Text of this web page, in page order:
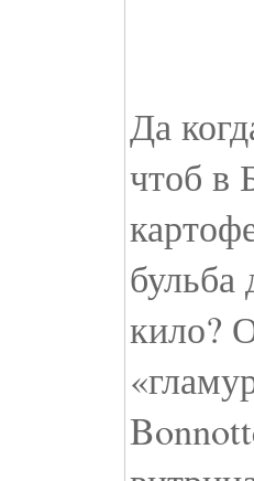
Да
чтоб в
бульба
кило?